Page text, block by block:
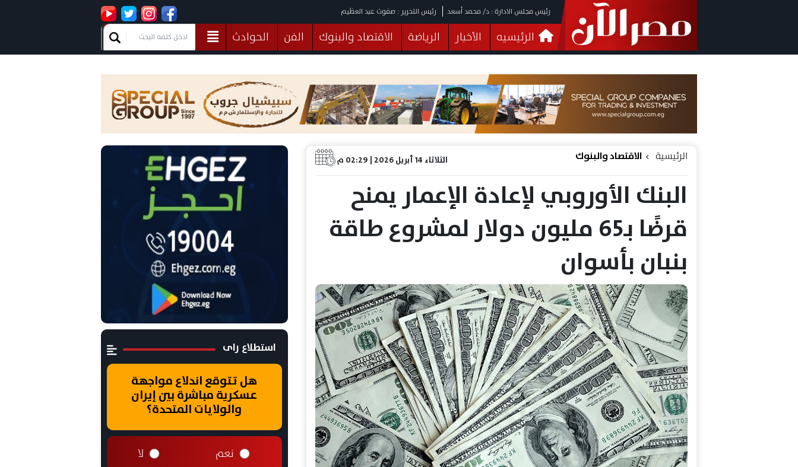
رئيس مجلس الادارة : د/ محمد أسعد رئيس التحرير : صفوت عبد العظيم
الرئيسيه الأخبار الرياضة الاقتصاد والبنوك الفن
الحوادث
فيديوهات
البرلمان صحة الثقافة خدمات منوعات
الثلاثاء 14 أبريل 2026 | 02:29 م الرئيسية الاقتصاد والبنوك
البنك الأوروبي لإعادة الإعمار يمنح
قرضًا بـ65 مليون دولار لمشروع طاقة
بنبان بأسوان
استطلاع راى
هل تتوقع اندلاع مواجهة
عسكرية مباشرة بين إيران
والولايات المتحدة؟
نعم لا